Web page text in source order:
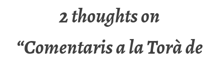
2 thoughts on
“Comentaris a la Torà de